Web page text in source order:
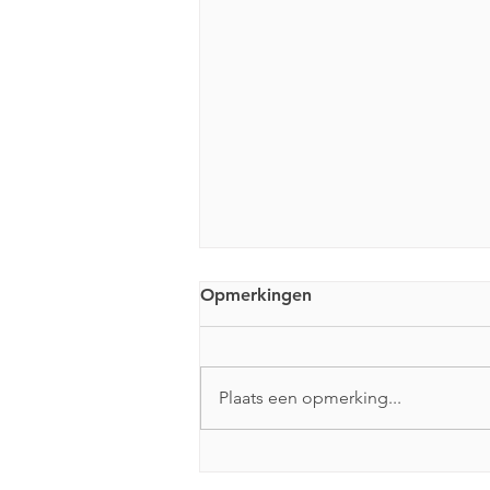
Opmerkingen
Plaats een opmerking...